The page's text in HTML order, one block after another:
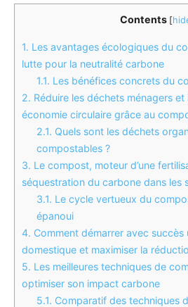
Contents [
1. Les avantages écologiques du
lutte pour la neutralité carbone
1.1. Les bénéfices concrets du
2. Réduire les déchets ménagers et
économie circulaire grâce au
2.1. Quels sont les déchets
compostables ?
3. Le compost, moteur d’une
séquestration du carbone dans les
3.1. Le cycle vertueux du
épanoui
4. Comment démarrer avec
domestique et maximiser la
5. Les meilleures techniques de
optimiser son impact carbone
5.1. Comparatif des techniques